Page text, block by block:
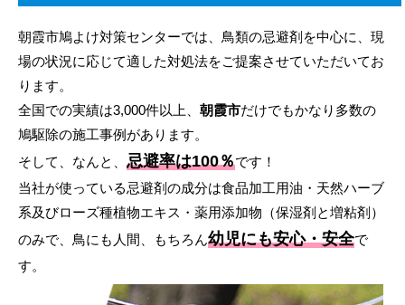
朝霞市鳩よけ対策センターでは、鳥類の忌避剤を中心に、現
場の状況に応じて適した対処法をご提案させていただいてお
ります。
全国での実績は3,000件以上、 朝霞市だけでもかなり多数の
鳩駆除の施工事例があります。
そして、なんと、 忌避率は100％です！
当社が使っている忌避剤の成分は食品加工用油・天然ハーブ
系及びローズ種植物エキス・薬用添加物（保湿剤と増粘剤）
のみで、鳥にも人間、もちろん幼児にも安心・安全で
す。